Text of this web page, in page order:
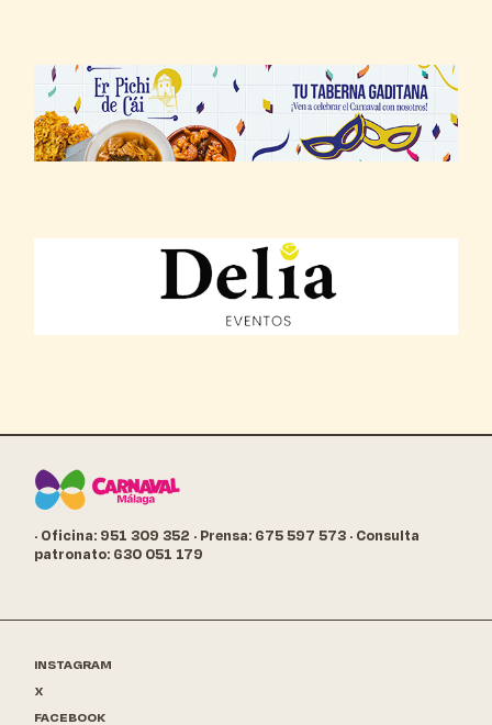
· Oficina: 951 309 352 · Prensa: 675 597 573 · Consulta
patronato: 630 051 179
INSTAGRAM
X
FACEBOOK